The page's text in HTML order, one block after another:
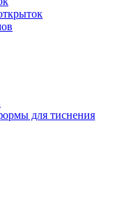
для тиснения